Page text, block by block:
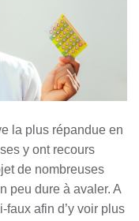
la plus répandue en
y ont recours
de nombreuses
peu dure à avaler. A
faux afin d’y voir plus